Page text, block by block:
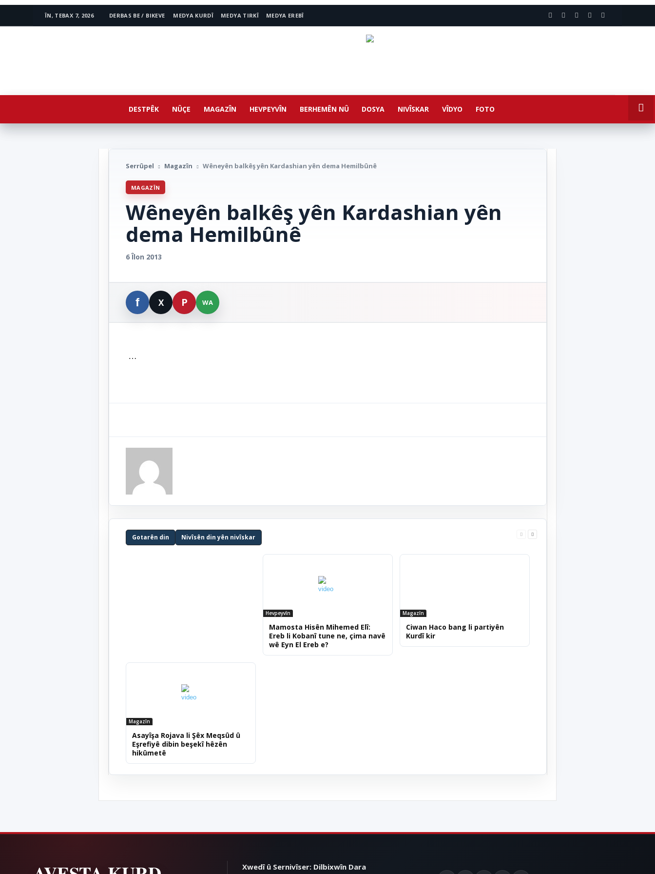
ÎN, TEBAX 7, 2026 DERBAS BE / BIKEVE MEDYA KURDÎ MEDYA TIRKÎ MEDYA EREBÎ
DESTPÊK NÛÇE MAGAZÎN HEVPEYVÎN BERHEMÊN NÛ DOSYA NIVÎSKAR VÎDYO FOTO
Serrûpel Magazîn Wêneyên balkêş yên Kardashian yên dema Hemilbûnê
MAGAZÎN
Wêneyên balkêş yên Kardashian yên
dema Hemilbûnê
6 Îlon 2013
…
Gotarên din Nivîsên din yên nivîskar
Hevpeyvîn
Mamosta Hisên Mihemed Elî:
Ereb li Kobanî tune ne, çima navê
wê Eyn El Ereb e?
Magazîn
Ciwan Haco bang li partiyên
Kurdî kir
Magazîn
Asayîşa Rojava li Şêx Meqsûd û
Eşrefiyê dibin beşekî hêzên
hikûmetê
Xwedî û Sernivîser: Dilbixwîn Dara